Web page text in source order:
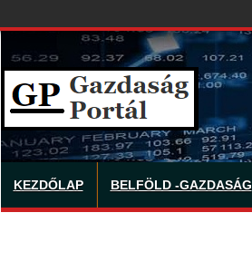
KEZDŐLAP BELFÖLD -GAZDASÁG